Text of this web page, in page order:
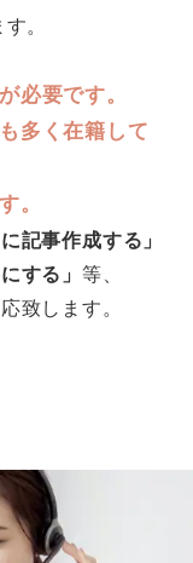
。
必要です。
多く在籍して
。
記事作成する」
する」 等、
致します。